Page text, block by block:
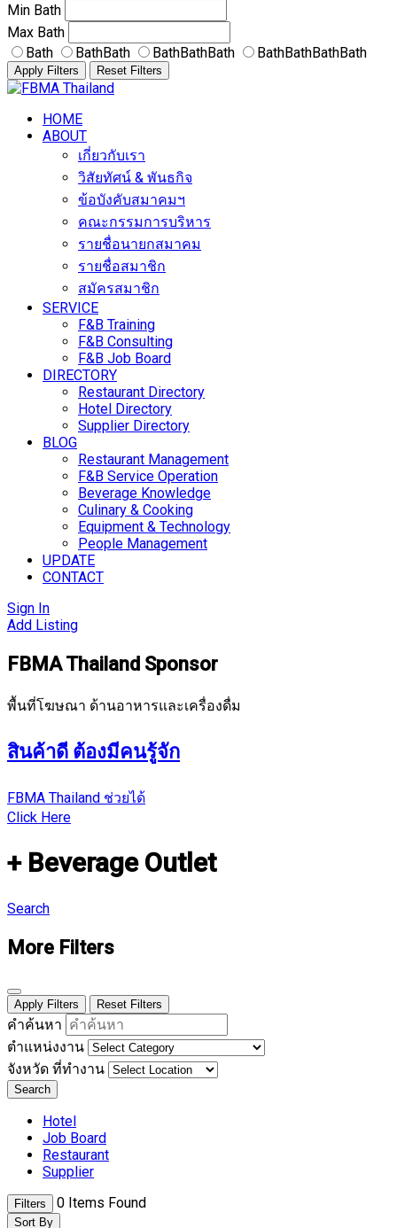
Min Bath
Max Bath
Bath
BathBath BathBathBath BathBathBathBath
Apply Filters Reset Filters
Skip
contentHOME
ABOUT
เกี่ยวกับเรา
วิสัยทัศน์ & พันธกิจ
ข้อบังคับสมาคมฯ
คณะกรรมการบริหาร
รายชื่อนายกสมาคม
รายชื่อสมาชิก
สมัครสมาชิก
SERVICE
F&B Training
F&B Consulting
F&B Job Board
DIRECTORY
Restaurant Directory
Hotel Directory
Supplier Directory
BLOG
Restaurant Management
F&B Service Operation
Beverage Knowledge
Culinary & Cooking
Equipment & Technology
People Management
UPDATE
CONTACT
Sign In
Add Listing
FBMA Thailand Sponsor
พื้นที่โฆษณา ด้านอาหารและเครื่องดื่ม
สินค้าดี ต้องมีคนรู้จัก
FBMA Thailand ช่วยได้
Click Here
+ Beverage Outlet
Search
More Filters
Apply Filters Reset Filters
คำค้นหา
ตำแหน่งงาน
จังหวัด ที่ทำงาน
Search
Hotel
Job Board
Restaurant
Supplier
Filters 0 Items Found
Sort By